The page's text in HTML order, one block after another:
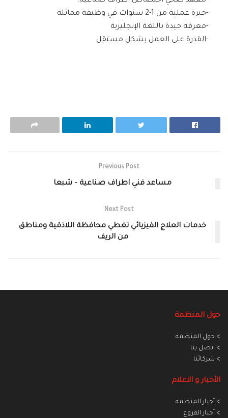
-خبرة عملية من 1-2 سنوات في وظيفة مماثلة
-معرفة جيدة باللغة الإنجليزية
-القدرة على العمل بشكل مستقل
Previous Post
مساعد فني اطراف صناعية – شبعا
Next Post
خدمات العلاج الفيزيائي تغطي محافظة اللاذقية ومناطق
من الريف
حول المنظمة
> حول المنظمة
> اتصل بنا
> شركائنا
الأخبار و الاعلام
> أخبار المنطمة
> أخبار الفروع